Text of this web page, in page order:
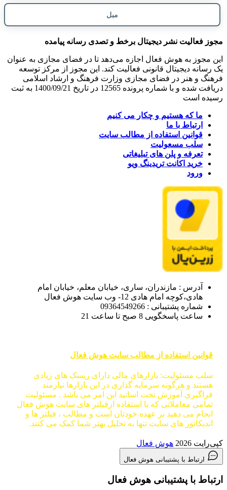
مبل
مجوز فعالیت نشر دیجیتال برخط و تصدی رسانه پیامده
این مجوز به هوش فعال اجازه می‌دهد تا در فضای مجازی به عنوان
یک رسانه دیجیتال قانونی فعالیت کند. این مجوز از مرکز توسعه
فرهنگ و هنر در فضای مجازی وزارت فرهنگ و ارشاد اسلامی
دریافت شده و با شماره پرونده 12565 در تاریخ 1400/09/21 به ثبت
رسیده است
ما که هستیم و چکار می کنیم
ارتباط با ما
قوانین استفاده از مطالب سایت
سلب مسعولیت
تعرفه و پلن های تبلیغاتی
خرید اکانت تریدینگ ویو
ورود
آدرس : مازندران، ساری، خیابان معلم، خیابان امام
هادی،کوچه امام هادی 12- وب سایت هوش فعال
شماره پشتیبانی : 09364549266
ساعت پاسخگویی 8 صبح تا ساعت 21
قوانین استفاده از مطالب سایت هوش فعال
سلب مسئولیت: بازارهای مالی دارای ریسک های زیادی
هستند و هرگونه سرمایه گذاری در این بازارها نیازمند
فراگیری آموزش تحت اساتید این امر می باشد . مسئولیت
تمامی معاملاتی که با استفاده ازفیلتر های سایت هوش فعال
انجام می دهید بر عهده خودتان است و مطالب ، فیلتر ها و
اندیکاتور های سایت تنها به تحلیل بهتر شما کمک می کنند.
کپی‌رایت 2026 هوش فعال
ارتباط با پشتیبانی هوش فعال
ارتباط با پشتیبانی هوش فعال